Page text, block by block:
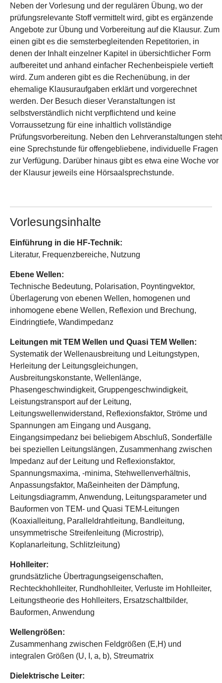
Neben der Vorlesung und der regulären Übung, wo der
prüfungsrelevante Stoff vermittelt wird, gibt es ergänzende
Angebote zur Übung und Vorbereitung auf die Klausur. Zum
einen gibt es die semsterbegleitenden Repetitorien, in
denen der Inhalt einzelner Kapitel in übersichtlicher Form
aufbereitet und anhand einfacher Rechenbeispiele vertieft
wird. Zum anderen gibt es die Rechenübung, in der
ehemalige Klausuraufgaben erklärt und vorgerechnet
werden. Der Besuch dieser Veranstaltungen ist
selbstverständlich nicht verpflichtend und keine
Vorraussetzung für eine inhaltlich vollständige
Prüfungsvorbereitung. Neben den Lehrveranstaltungen steht
eine Sprechstunde für offengebliebene, individuelle Fragen
zur Verfügung. Darüber hinaus gibt es etwa eine Woche vor
der Klausur jeweils eine Hörsaalsprechstunde.
Vorlesungsinhalte
Einführung in die HF-Technik:
Literatur, Frequenzbereiche, Nutzung
Ebene Wellen:
Technische Bedeutung, Polarisation, Poyntingvektor,
Überlagerung von ebenen Wellen, homogenen und
inhomogene ebene Wellen, Reflexion und Brechung,
Eindringtiefe, Wandimpedanz
Leitungen mit TEM Wellen und Quasi TEM Wellen:
Systematik der Wellenausbreitung und Leitungstypen,
Herleitung der Leitungsgleichungen,
Ausbreitungskonstante, Wellenlänge,
Phasengeschwindigkeit, Gruppengeschwindigkeit,
Leistungstransport auf der Leitung,
Leitungswellenwiderstand, Reflexionsfaktor, Ströme und
Spannungen am Eingang und Ausgang,
Eingangsimpedanz bei beliebigem Abschluß, Sonderfälle
bei speziellen Leitungslängen, Zusammenhang zwischen
Impedanz auf der Leitung und Reflexionsfaktor,
Spannungsmaxima, -minima, Stehwellenverhältnis,
Anpassungsfaktor, Maßeinheiten der Dämpfung,
Leitungsdiagramm, Anwendung, Leitungsparameter und
Bauformen von TEM- und Quasi TEM-Leitungen
(Koaxialleitung, Paralleldrahtleitung, Bandleitung,
unsymmetrische Streifenleitung (Microstrip),
Koplanarleitung, Schlitzleitung)
Hohlleiter:
grundsätzliche Übertragungseigenschaften,
Rechteckhohlleiter, Rundhohlleiter, Verluste im Hohlleiter,
Leitungstheorie des Hohlleiters, Ersatzschaltbilder,
Bauformen, Anwendung
Wellengrößen:
Zusammenhang zwischen Feldgrößen (E,H) und
integralen Größen (U, I, a, b), Streumatrix
Dielektrische Leiter: